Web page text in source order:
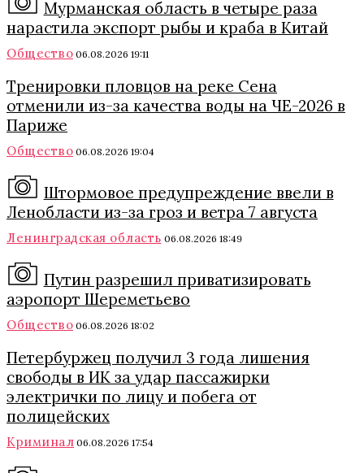
Мурманская область в четыре раза
нарастила экспорт рыбы и краба в Китай
Общество 06.08.2026 19:11
Тренировки пловцов на реке Сена
отменили из-за качества воды на ЧЕ-2026 в
Париже
Общество 06.08.2026 19:04
Штормовое предупреждение ввели в
Ленобласти из-за гроз и ветра 7 августа
Ленинградская область 06.08.2026 18:49
Путин разрешил приватизировать
аэропорт Шереметьево
Общество 06.08.2026 18:02
Петербуржец получил 3 года лишения
свободы в ИК за удар пассажирки
электрички по лицу и побега от
полицейских
Криминал 06.08.2026 17:54